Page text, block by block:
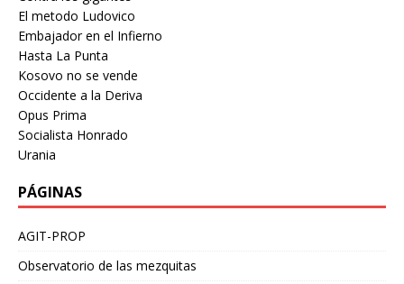
El metodo Ludovico
Embajador en el Infierno
Hasta La Punta
Kosovo no se vende
Occidente a la Deriva
Opus Prima
Socialista Honrado
Urania
PÁGINAS
AGIT-PROP
Observatorio de las mezquitas